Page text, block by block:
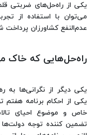
یکی از راه‌حل‌های ضربتی
می‌توان با استفاده از
عدم‌النفع کشاورزان پرداخت
راه‌حل‌هایی که خاک
یکی دیگر از نگرانی‌ها
یکی از احکام برنامه
خاص و موضوع احیای